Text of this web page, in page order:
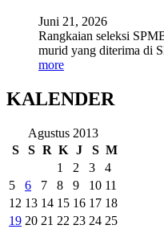
Juni 21, 2026
Rangkaian seleksi
murid yang diterima di
more
KALENDER
Agustus 2013
S
S R K J S M
1
2 3
4
5
6 7 8 9 10 11
12 13 14 15 16 17 18
19 20 21 22 23 24 25